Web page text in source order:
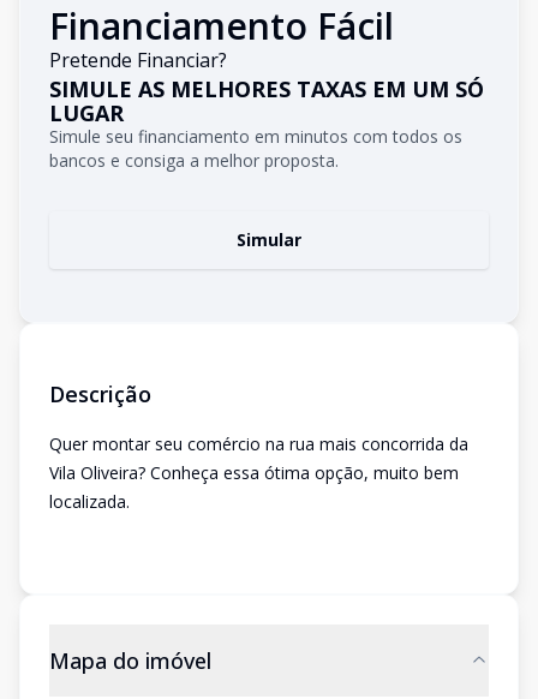
Financiamento Fácil
Pretende Financiar?
SIMULE AS MELHORES TAXAS EM UM SÓ
LUGAR
Simule seu financiamento em minutos com todos os
bancos e consiga a melhor proposta.
Simular
Descrição
Quer montar seu comércio na rua mais concorrida da
Vila Oliveira? Conheça essa ótima opção, muito bem
localizada.
Mapa do imóvel